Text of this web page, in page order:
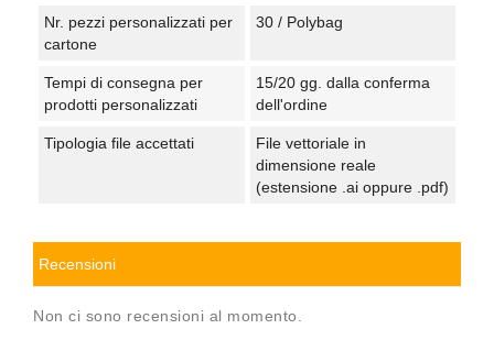
Nr. pezzi personalizzati per
cartone
30 / Polybag
Tempi di consegna per
prodotti personalizzati
15/20 gg. dalla conferma
dell'ordine
Tipologia file accettati
File vettoriale in
dimensione reale
(estensione .ai oppure .pdf)
Recensioni
Non ci sono recensioni al momento.